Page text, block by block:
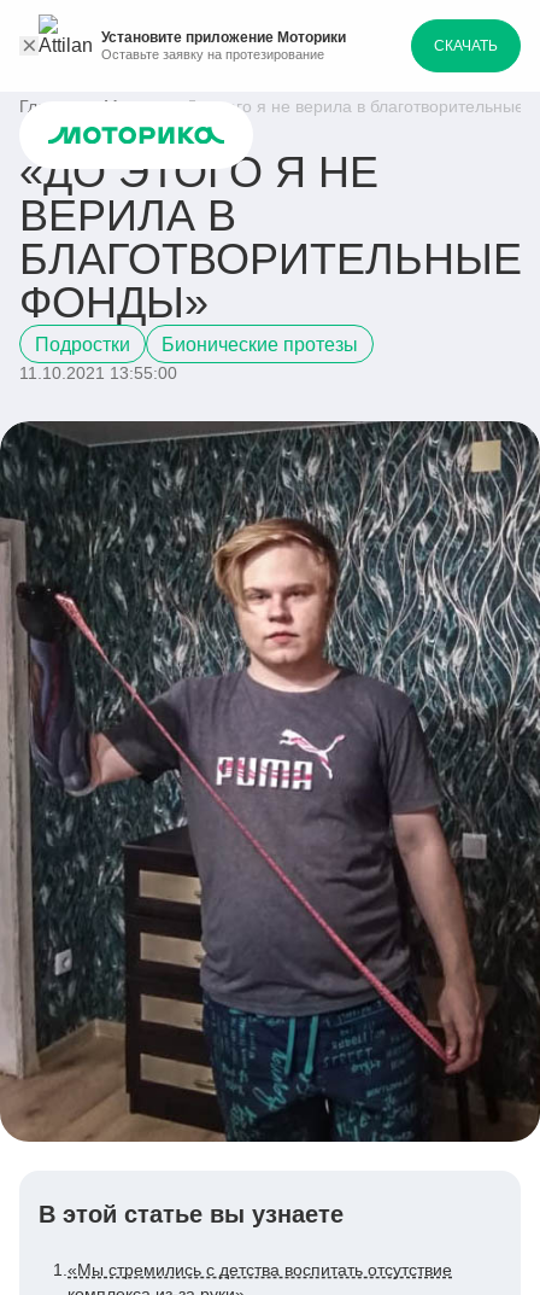
Установите приложение Моторики
Оставьте заявку на протезирование СКАЧАТЬ
Главная Медиа «До этого я не верила в благотворительные
«ДО ЭТОГО Я НЕ
ВЕРИЛА В
БЛАГОТВОРИТЕЛЬНЫЕ
ФОНДЫ»
Подростки Бионические протезы
11.10.2021 13:55:00
В этой статье вы узнаете
1. «Мы стремились с детства воспитать отсутствие